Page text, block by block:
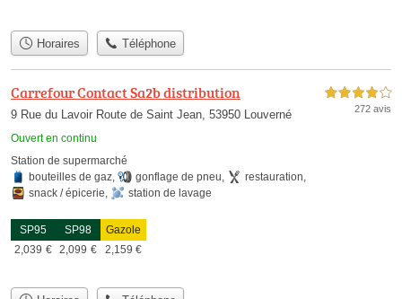
Horaires Téléphone
Carrefour Contact Sa2b distribution
9 Rue du Lavoir Route de Saint Jean, 53950 Louverné
Ouvert en continu
4,0 étoiles sur 5
272 avis
Station de supermarché
bouteilles de gaz, gonflage de pneu, restauration,
snack / épicerie, station de lavage
SP95
2,039 €
SP98
2,099 €
Gazole
2,159 €